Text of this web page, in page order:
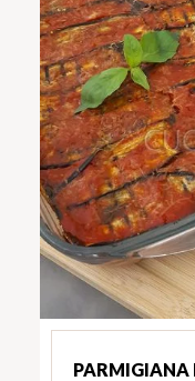
PARMIGIANA